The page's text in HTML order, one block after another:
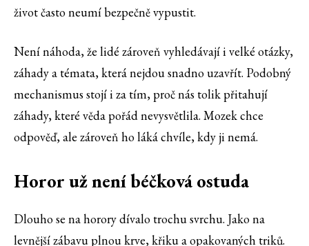
život často neumí bezpečně vypustit.
Není náhoda, že lidé zároveň vyhledávají i velké otázky,
záhady a témata, která nejdou snadno uzavřít. Podobný
mechanismus stojí i za tím, proč nás tolik přitahují
záhady, které věda pořád nevysvětlila⁠. Mozek chce
odpověď, ale zároveň ho láká chvíle, kdy ji nemá.
Horor už není béčková ostuda
Dlouho se na horory dívalo trochu svrchu. Jako na
levnější zábavu plnou krve, křiku a opakovaných triků.